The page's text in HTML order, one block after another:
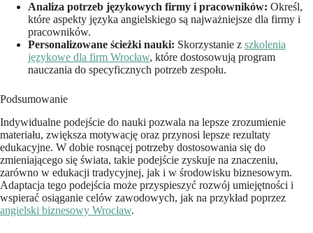
Analiza potrzeb językowych firmy i pracowników: Określ,
które aspekty języka angielskiego są najważniejsze dla firmy i
pracowników.
Personalizowane ścieżki nauki: Skorzystanie z szkolenia
językowe dla firm Wrocław, które dostosowują program
nauczania do specyficznych potrzeb zespołu.
Podsumowanie
Indywidualne podejście do nauki pozwala na lepsze zrozumienie
materiału, zwiększa motywację oraz przynosi lepsze rezultaty
edukacyjne. W dobie rosnącej potrzeby dostosowania się do
zmieniającego się świata, takie podejście zyskuje na znaczeniu,
zarówno w edukacji tradycyjnej, jak i w środowisku biznesowym.
Adaptacja tego podejścia może przyspieszyć rozwój umiejętności i
wspierać osiąganie celów zawodowych, jak na przykład poprzez
angielski biznesowy Wrocław.